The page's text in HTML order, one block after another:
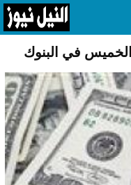
الخميس في البنوك